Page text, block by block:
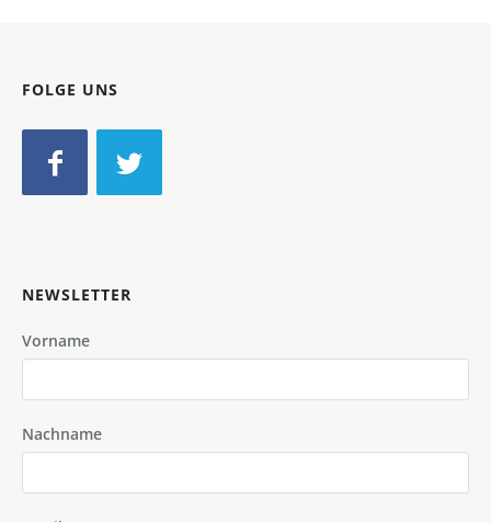
FOLGE UNS
NEWSLETTER
Vorname
Nachname